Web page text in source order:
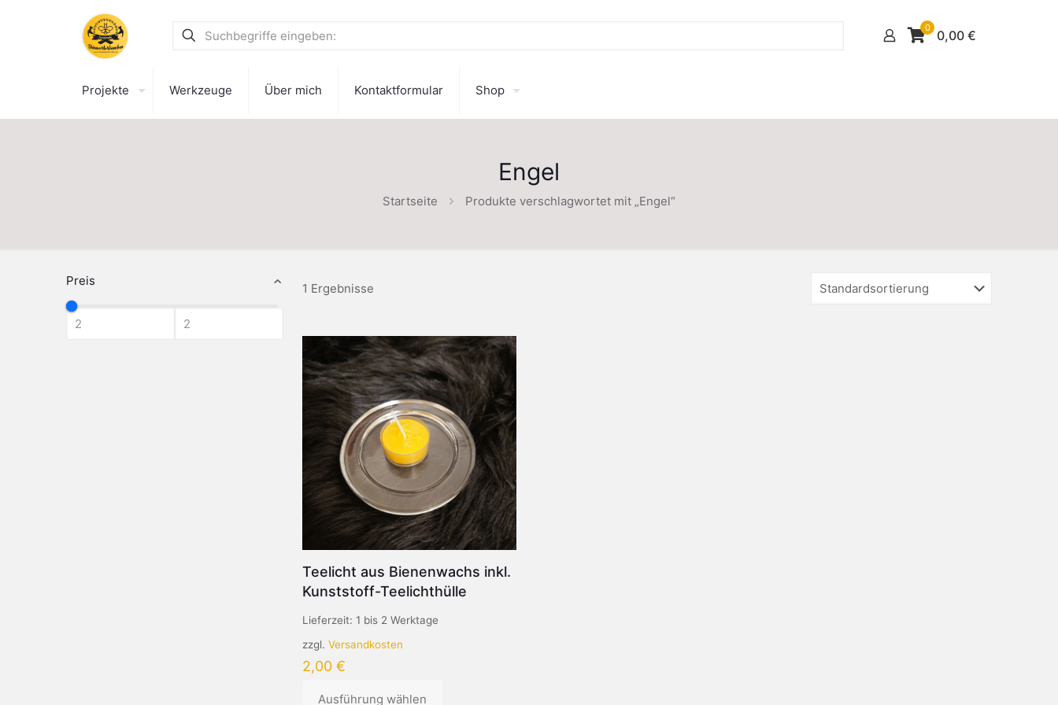
0 0,00 €
Projekte Werkzeuge Über mich Kontaktformular Shop
Engel
Startseite Produkte verschlagwortet mit „Engel“
Preis 1 Ergebnisse
Teelicht aus Bienenwachs inkl.
Kunststoff-Teelichthülle
Lieferzeit: 1 bis 2 Werktage
zzgl. Versandkosten
2,00 €
Ausführung wählen